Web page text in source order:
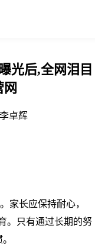
光后,全网泪目
李卓辉
家长应保持耐心，
。只有通过长期的努